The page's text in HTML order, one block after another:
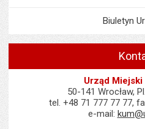
Biuletyn
Urząd Miejski
50-141 Wrocław,
tel. +48 71 777 77 77,
e-mail: